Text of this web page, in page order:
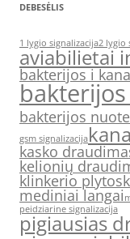
DEBESĖLIS
1 lygio signalizacija2 lygio
aviabilietai
bakterijos i
bakterijos
gsm signalizacija
kasko
kelionių
klinkerio plytos
mediniai langai
peidziarine signalizacija
pigiausias